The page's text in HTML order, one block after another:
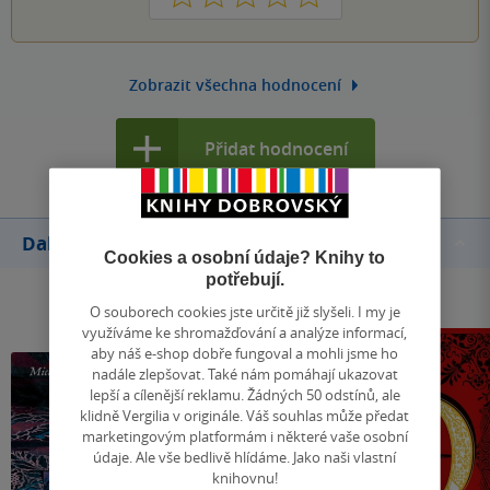
Zobrazit všechna hodnocení
Přidat hodnocení
Další knihy autora
Cookies a osobní údaje? Knihy to
potřebují.
O souborech cookies jste určitě již slyšeli. I my je
využíváme ke shromažďování a analýze informací,
aby náš e-shop dobře fungoval a mohli jsme ho
nadále zlepšovat. Také nám pomáhají ukazovat
lepší a cílenější reklamu. Žádných 50 odstínů, ale
klidně Vergilia v originále. Váš souhlas může předat
marketingovým platformám i některé vaše osobní
údaje. Ale vše bedlivě hlídáme. Jako naši vlastní
knihovnu!